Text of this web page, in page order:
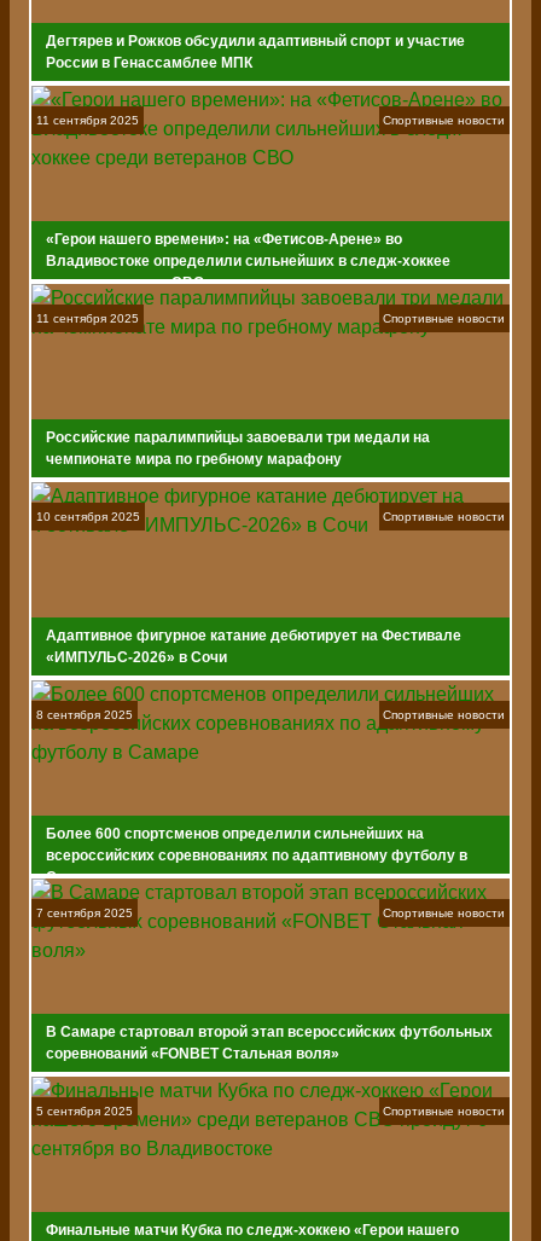
Дегтярев и Рожков обсудили адаптивный спорт и участие
России в Генассамблее МПК
11 сентября 2025
«Герои нашего времени»: на «Фетисов-Арене» во
Владивостоке определили сильнейших в следж-хоккее
среди ветеранов СВО
Спортивные новости
11 сентября 2025
Российские паралимпийцы завоевали три медали на
чемпионате мира по гребному марафону
Спортивные новости
10 сентября 2025
Адаптивное фигурное катание дебютирует на Фестивале
«ИМПУЛЬС-2026» в Сочи
Спортивные новости
8 сентября 2025
Более 600 спортсменов определили сильнейших на
всероссийских соревнованиях по адаптивному футболу в
Самаре
Спортивные новости
7 сентября 2025
В Самаре стартовал второй этап всероссийских футбольных
соревнований «FONBET Стальная воля»
Спортивные новости
5 сентября 2025
Финальные матчи Кубка по следж-хоккею «Герои нашего
Спортивные новости